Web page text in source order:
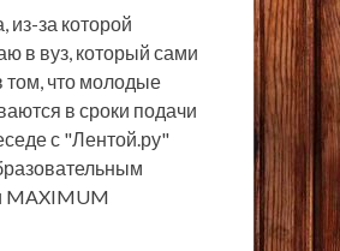
из-за которой
в вуз, который сами
том, что молодые
в сроки подачи
с "Лентой.ру"
MAXIMUM